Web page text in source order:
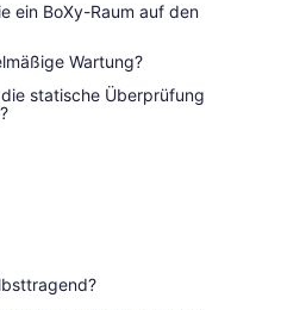
ein BoXy-Raum auf den
Wartung?
statische Überprüfung